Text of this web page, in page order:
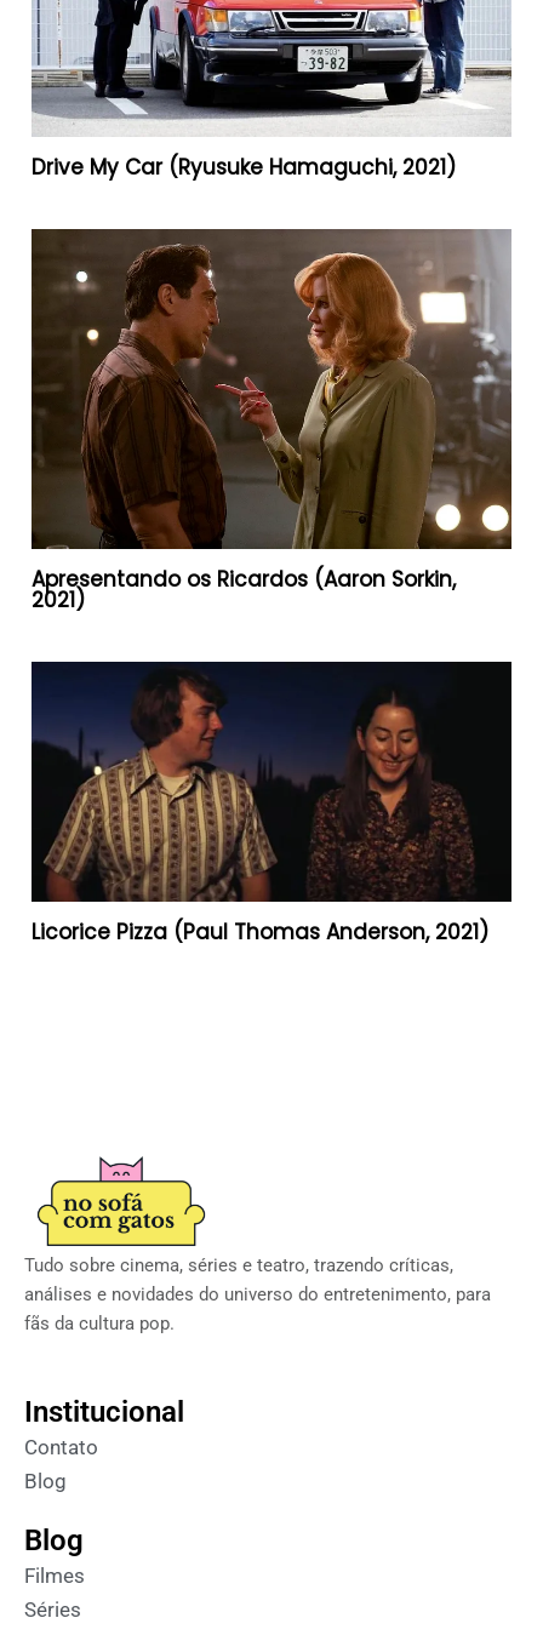
Drive My Car (Ryusuke Hamaguchi, 2021)
Apresentando os Ricardos (Aaron Sorkin,
2021)
Licorice Pizza (Paul Thomas Anderson, 2021)
Tudo sobre cinema, séries e teatro, trazendo críticas,
análises e novidades do universo do entretenimento, para
fãs da cultura pop.
Institucional
Contato
Blog
Blog
Filmes
Séries